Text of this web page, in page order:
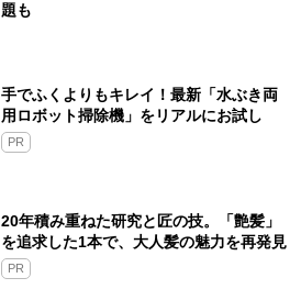
題も
手でふくよりもキレイ！最新「水ぶき両
用ロボット掃除機」をリアルにお試し
PR
20年積み重ねた研究と匠の技。「艶髪」
を追求した1本で、大人髪の魅力を再発見
PR